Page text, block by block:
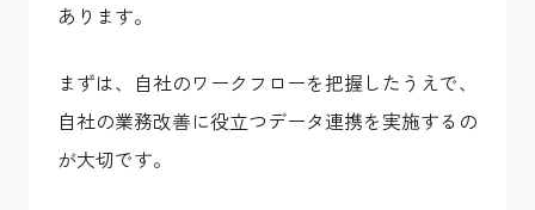
あります。
まずは、自社のワークフローを把握したうえで、
自社の業務改善に役立つデータ連携を実施するの
が大切です。